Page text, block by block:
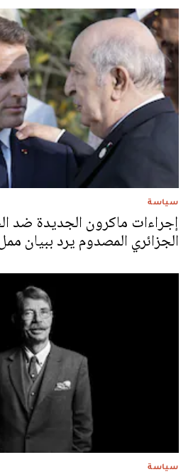
سياسة
إجراءات ماكرون الجديدة ضد
الجزائري المصدوم يرد ببيان
سياسة